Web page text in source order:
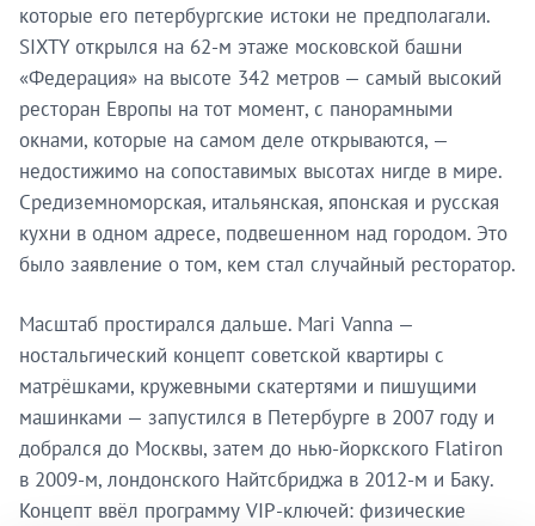
которые его петербургские истоки не предполагали.
SIXTY открылся на 62-м этаже московской башни
«Федерация» на высоте 342 метров — самый высокий
ресторан Европы на тот момент, с панорамными
окнами, которые на самом деле открываются, —
недостижимо на сопоставимых высотах нигде в мире.
Средиземноморская, итальянская, японская и русская
кухни в одном адресе, подвешенном над городом. Это
было заявление о том, кем стал случайный ресторатор.
Масштаб простирался дальше. Mari Vanna —
ностальгический концепт советской квартиры с
матрёшками, кружевными скатертями и пишущими
машинками — запустился в Петербурге в 2007 году и
добрался до Москвы, затем до нью-йоркского Flatiron
в 2009-м, лондонского Найтсбриджа в 2012-м и Баку.
Концепт ввёл программу VIP-ключей: физические